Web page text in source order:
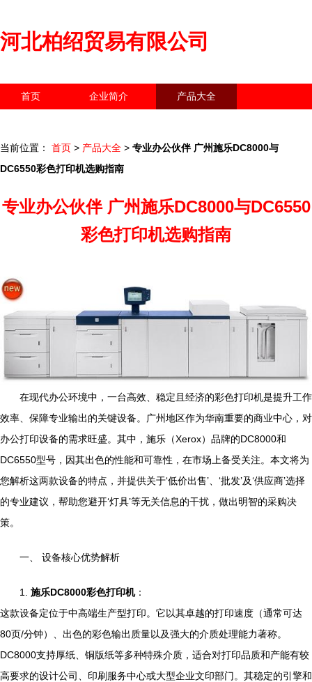
河北柏绍贸易有限公司
首页 企业简介 产品大全
当前位置： 首页 > 产品大全 > 专业办公伙伴 广州施乐DC8000与
DC6550彩色打印机选购指南
专业办公伙伴 广州施乐DC8000与DC6550
彩色打印机选购指南
在现代办公环境中，一台高效、稳定且经济的彩色打印机是提升工作
效率、保障专业输出的关键设备。广州地区作为华南重要的商业中心，对
办公打印设备的需求旺盛。其中，施乐（Xerox）品牌的DC8000和
DC6550型号，因其出色的性能和可靠性，在市场上备受关注。本文将为
您解析这两款设备的特点，并提供关于‘低价出售’、‘批发’及‘供应商’选择
的专业建议，帮助您避开‘灯具’等无关信息的干扰，做出明智的采购决
策。
一、 设备核心优势解析
1. 施乐DC8000彩色打印机：
这款设备定位于中高端生产型打印。它以其卓越的打印速度（通常可达
80页/分钟）、出色的彩色输出质量以及强大的介质处理能力著称。
DC8000支持厚纸、铜版纸等多种特殊介质，适合对打印品质和产能有较
高要求的设计公司、印刷服务中心或大型企业文印部门。其稳定的引擎和